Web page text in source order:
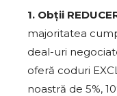
1. Obții
majoritatea
deal-uri
oferă coduri
noastră de 5%,